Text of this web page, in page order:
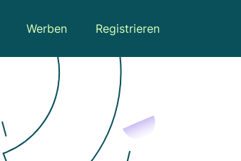
Werben Registrieren